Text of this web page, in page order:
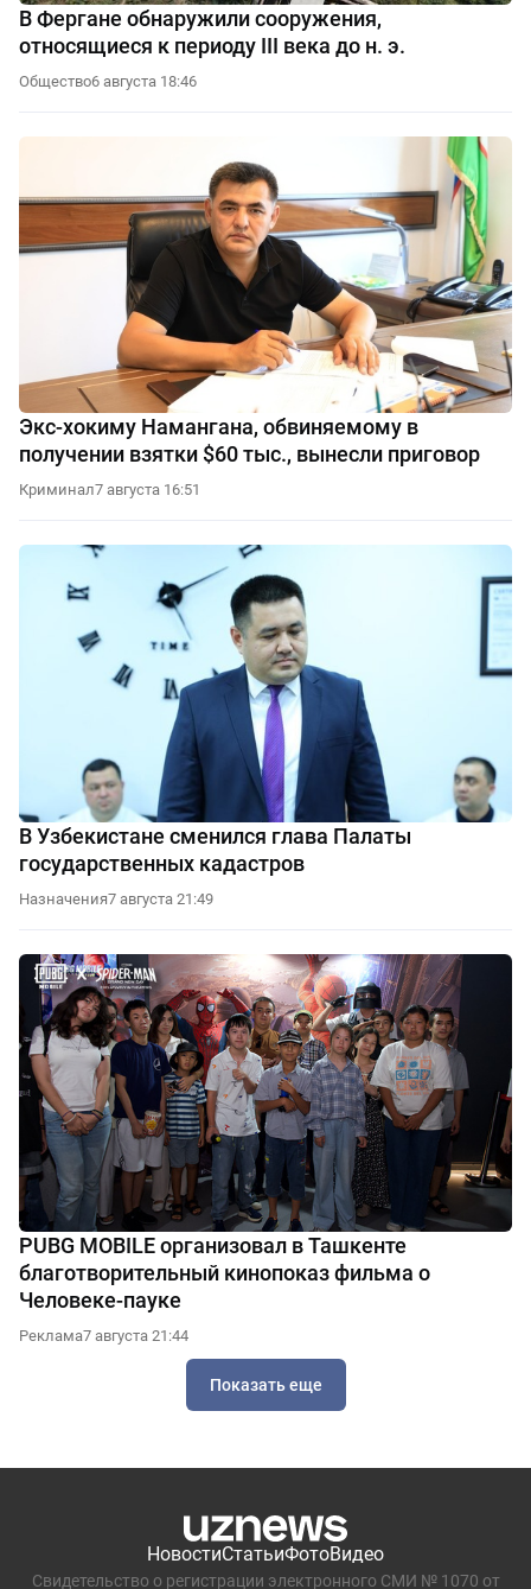
В Фергане обнаружили сооружения,
относящиеся к периоду III века до н. э.
Общество6 августа 18:46
Экс-хокиму Намангана, обвиняемому в
получении взятки $60 тыс., вынесли приговор
Криминал7 августа 16:51
В Узбекистане сменился глава Палаты
государственных кадастров
Назначения7 августа 21:49
PUBG MOBILE организовал в Ташкенте
благотворительный кинопоказ фильма о
Человеке-пауке
Реклама7 августа 21:44
Показать еще
НовостиСтатьиФотоВидео
Свидетельство о регистрации электронного СМИ № 1070 от